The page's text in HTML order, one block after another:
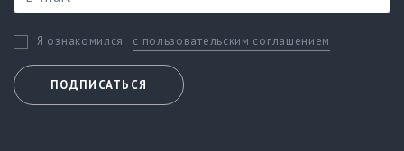
Я ознакомился с пользовательским соглашением
ПОДПИСАТЬСЯ